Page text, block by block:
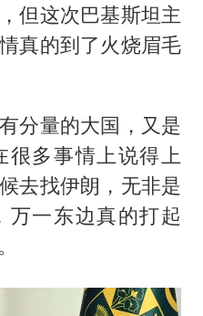
但这次巴基斯坦主
真的到了火烧眉毛
分量的大国，又是
很多事情上说得上
去找伊朗，无非是
万一东边真的打起